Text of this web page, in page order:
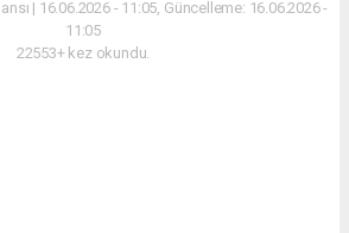
| 16.06.2026 - 11:05, Güncelleme: 16.06.2026 -
11:05
22553+ kez okundu.